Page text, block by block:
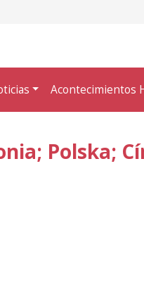
Acontecimientos
Polska;